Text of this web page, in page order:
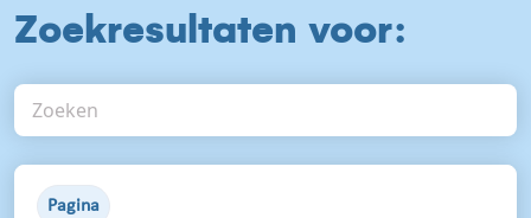
Zoekresultaten voor:
Pagina